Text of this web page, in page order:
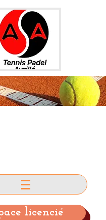
licencié